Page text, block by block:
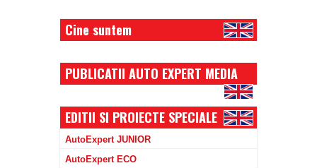
Cine suntem
PUBLICATII AUTO EXPERT MEDIA
EDITII SI PROIECTE SPECIALE
AutoExpert JUNIOR
AutoExpert ECO